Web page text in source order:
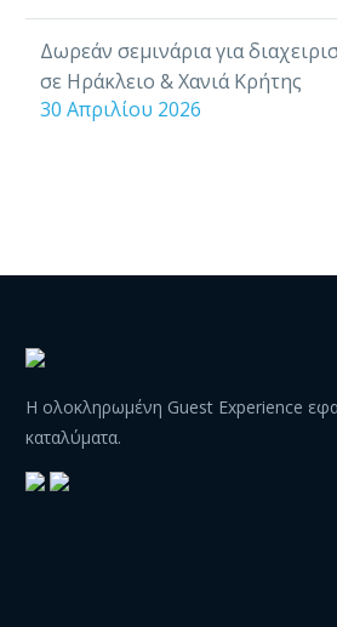
Δωρεάν σεμινάρια για
σε Ηράκλειο & Χανιά Κρήτης
30 Απριλίου 2026
Η ολοκληρωμένη Guest Experience
καταλύματα.